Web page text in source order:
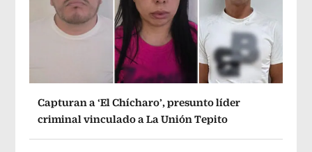
Capturan a ‘El Chícharo’, presunto líder
criminal vinculado a La Unión Tepito